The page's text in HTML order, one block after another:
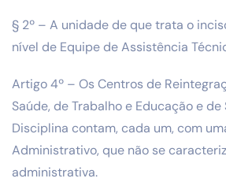
§ 2º – A unidade de que trata o
nível de Equipe de Assistência
Artigo 4º – Os Centros de
Saúde, de Trabalho e Educação e de
Disciplina contam, cada um, com
Administrativo, que não se
administrativa.